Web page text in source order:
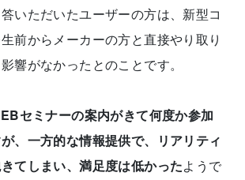
いただいたユーザーの方は、新型コ
前からメーカーの方と直接やり取り
響がなかったとのことです。
セミナーの案内がきて何度か参加
、一方的な情報提供で、リアリティ
てしまい、満足度は低かったようで